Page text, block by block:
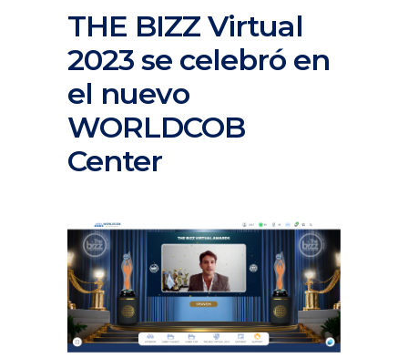
THE BIZZ Virtual
2023 se celebró en
el nuevo
WORLDCOB
Center